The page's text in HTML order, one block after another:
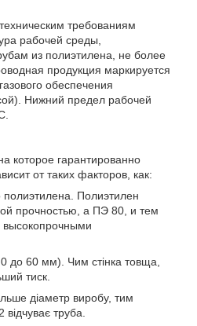
требованиям
рабочей среды,
из полиэтилена, не более
продукция маркируется
обеспечения
Нижний предел рабочей
которое гарантированно
от таких факторов, как:
Полиэтилен
прочностью, а ПЭ 80, и тем
до 60 мм). Чим стінка товща,
тиск.
діаметр виробу, тим
труба.